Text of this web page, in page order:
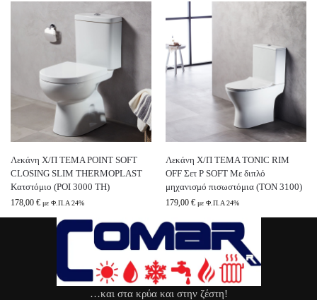
Λεκάνη Χ/Π TEMA POINT SOFT
CLOSING SLIM THERMOPLAST
Κατστόμιο (POI 3000 TH)
178,00 € με Φ.Π.Α 24%
Λεκάνη Χ/Π TEMA TONIC RIM
OFF Σετ P SOFT Με διπλό
μηχανισμό πισωστόμια (TON 3100)
179,00 € με Φ.Π.Α 24%
…και στα κρύα και στην ζέστη!